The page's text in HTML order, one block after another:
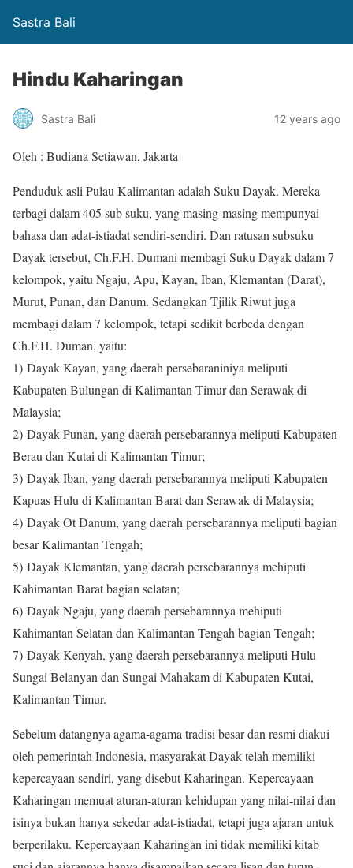
Sastra Bali
Hindu Kaharingan
Sastra Bali 12 years ago
Oleh : Budiana Setiawan, Jakarta
Penduduk asli Pulau Kalimantan adalah Suku Dayak. Mereka
terbagi dalam 405 sub suku, yang masing-masing mempunyai
bahasa dan adat-istiadat sendiri-sendiri. Dan ratusan subsuku
Dayak tersebut, Ch.F.H. Dumani membagi Suku Dayak dalam 7
kelompok, yaitu Ngaju, Apu, Kayan, Iban, Klemantan (Darat),
Murut, Punan, dan Danum. Sedangkan Tjilik Riwut juga
membagi dalam 7 kelompok, tetapi sedikit berbeda dengan
Ch.F.H. Duman, yaitu:
1) Dayak Kayan, yang daerah persebaraniniya meliputi
Kabupaten Bulungan di Kalimantan Timur dan Serawak di
Malaysia;
2) Dayak Punan, yang daerah persebarannya meliputi Kabupaten
Berau dan Kutai di Kalimantan Timur;
3) Dayak Iban, yang daerah persebarannya meliputi Kabupaten
Kapuas Hulu di Kalimantan Barat dan Serawak di Malaysia;
4) Dayak Ot Danum, yang daerah persebarannya meliputi bagian
besar Kalimantan Tengah;
5) Dayak Klemantan, yang daerah persebarannya mehiputi
Kahimantan Barat bagian selatan;
6) Dayak Ngaju, yang daerah persebarannya mehiputi
Kahimantan Selatan dan Kalimantan Tengah bagian Tengah;
7) Dayak Kenyah, yang daerah persebarannya meliputi Hulu
Sungai Belanyan dan Sungai Mahakam di Kabupaten Kutai,
Kalimantan Timur.
Sebelum datangnya agama-agama tradisi besar dan resmi diakui
oleh pemerintah Indonesia, masyarakat Dayak telah memiliki
kepercayaan sendiri, yang disebut Kaharingan. Kepercayaan
Kaharingan memuat aturan-aturan kehidupan yang nilai-nilai dan
isinya bukan hanya sekedar adat-istiadat, tetapi juga ajaran untuk
berperilaku. Kepercayaan Kaharingan ini tidak memiliki kitab